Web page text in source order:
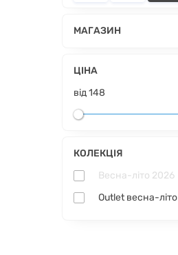
МАГАЗИН
ЦІНА
від148
КОЛЕКЦІЯ
Весна-літо 2026
Outlet весна-літо